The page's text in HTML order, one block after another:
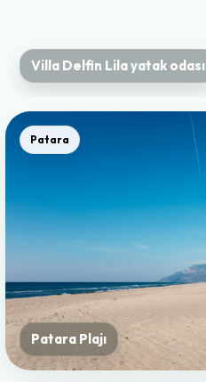
Villa Delfin Lila yatak odası
Patara
Patara Plajı